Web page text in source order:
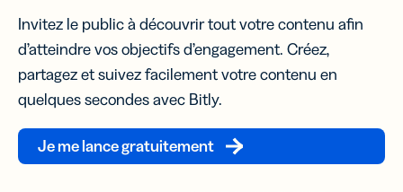
Invitez le public à découvrir tout votre contenu afin
d’atteindre vos objectifs d’engagement. Créez,
partagez et suivez facilement votre contenu en
quelques secondes avec Bitly.
Je me lance gratuitement